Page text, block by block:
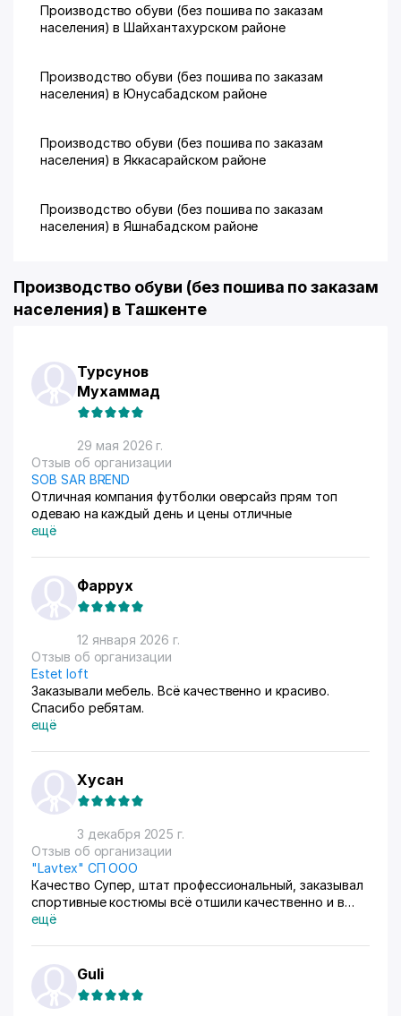
Производство обуви (без пошива по заказам
населения) в Шайхантахурском районе
Производство обуви (без пошива по заказам
населения) в Юнусабадском районе
Производство обуви (без пошива по заказам
населения) в Яккасарайском районе
Производство обуви (без пошива по заказам
населения) в Яшнабадском районе
Производство обуви (без пошива по заказам
населения) в Ташкенте
Турсунов
Мухаммад
29 мая 2026 г.
Отзыв об организации
SOB SAR BREND
Отличная компания футболки оверсайз прям топ
одеваю на каждый день и цены отличные
ещё
Фаррух
12 января 2026 г.
Отзыв об организации
Estet loft
Заказывали мебель. Всё качественно и красиво.
Спасибо ребятам.
ещё
Хусан
3 декабря 2025 г.
Отзыв об организации
"Lavtex" СП ООО
Качество Супер, штат профессиональный, заказывал
спортивные костюмы всё отшили качественно и в
сроки, рекомендую
ещё
Guli